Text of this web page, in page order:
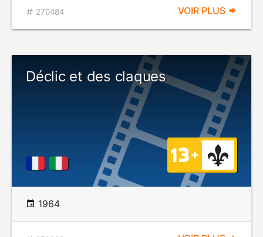
270484 VOIR PLUS
Déclic et des claques
1964